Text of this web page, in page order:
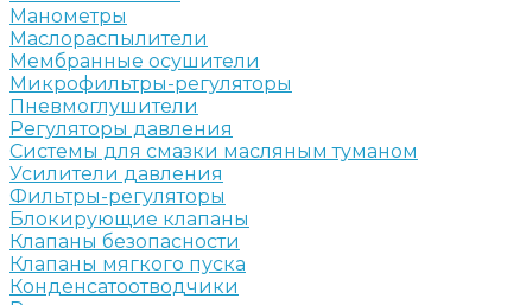
Манометры
Маслораспылители
Мембранные осушители
Микрофильтры-регуляторы
Пневмоглушители
Регуляторы давления
Системы для смазки масляным туманом
Усилители давления
Фильтры-регуляторы
Блокирующие клапаны
Клапаны безопасности
Клапаны мягкого пуска
Конденсатоотводчики